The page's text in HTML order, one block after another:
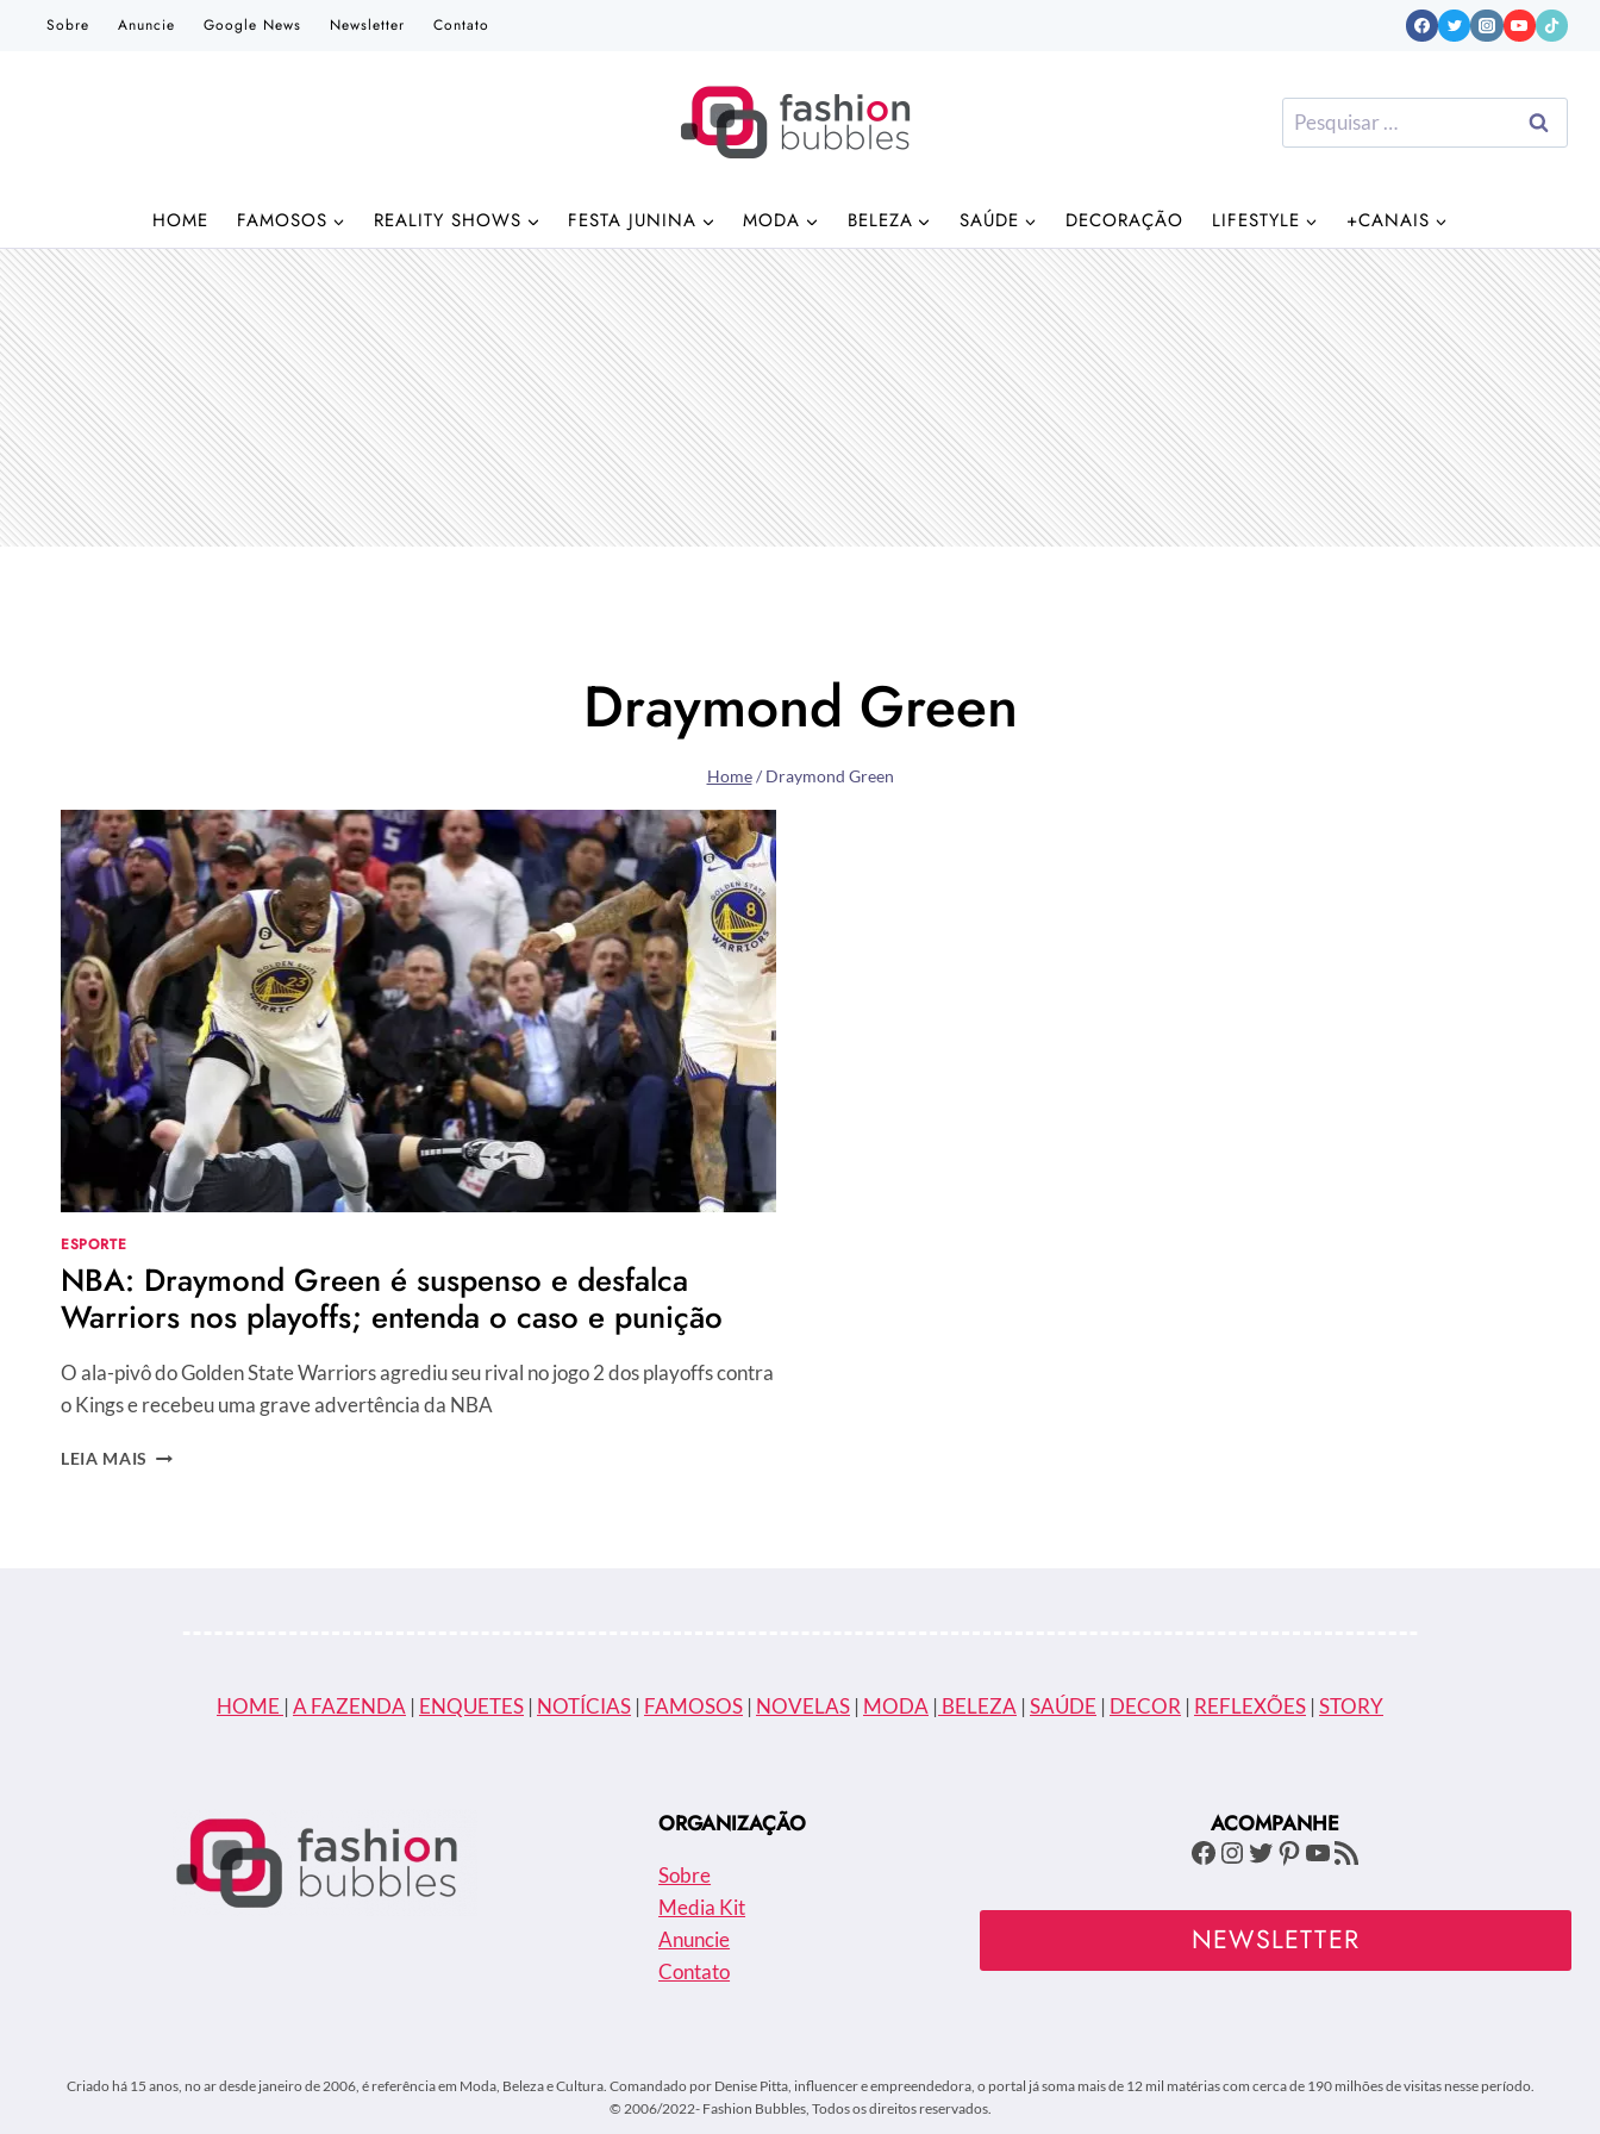
Sobre Anuncie Google News Newsletter Contato
Pesquisar
por:
HOME FAMOSOS REALITY SHOWS FESTA JUNINA MODA BELEZA SAÚDE DECORAÇÃO LIFESTYLE +CANAIS
Draymond Green
Home / Draymond Green
ESPORTE
NBA: Draymond Green é suspenso e desfalca
Warriors nos playoffs; entenda o caso e punição
O ala-pivô do Golden State Warriors agrediu seu rival no jogo 2 dos playoffs contra
o Kings e recebeu uma grave advertência da NBA
LEIA MAIS NBA:
ENTENDAHOME | A FAZENDA | ENQUETES | NOTÍCIAS | FAMOSOS | NOVELAS | MODA | BELEZA | SAÚDE | DECOR | REFLEXÕES | STORY
ORGANIZAÇÃO
Sobre
Media Kit
Anuncie
Contato
ACOMPANHE
Facebook
Instagram
Twitter
Pinterest
Youtube
Feed RSS
NEWSLETTER
Criado há 15 anos, no ar desde janeiro de 2006, é referência em Moda, Beleza e Cultura. Comandado por Denise Pitta, influencer e empreendedora, o portal já soma mais de 12 mil matérias com cerca de 190 milhões de visitas nesse período.
© 2006/2022- Fashion Bubbles, Todos os direitos reservados.